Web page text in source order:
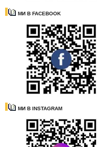
МИ В FACEBOOK
МИ В INSTAGRAM